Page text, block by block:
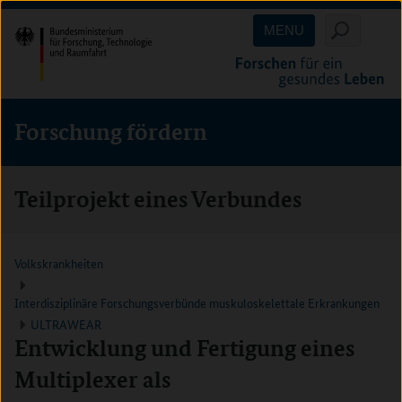
Direkt
zum
Inhalt
(Eingabetaste)
Direkt
zum
Hauptmenu
(Eingabetaste)
Direkt
zur
Suche
(Eingabetaste)
MENU
Forschung fördern
Teilprojekt eines Verbundes
Volkskrankheiten
Interdisziplinäre Forschungsverbünde muskuloskelettale Erkrankungen
ULTRAWEAR
Entwicklung und Fertigung eines
Multiplexer als